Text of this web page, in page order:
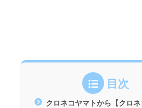
目次
クロネコヤマトから【クロ